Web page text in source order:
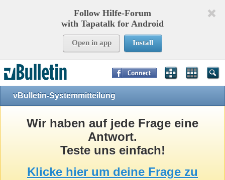
Follow Hilfe-Forum
with Tapatalk for Android
Open in app Install
vBulletin-Systemmitteilung
Wir haben auf jede Frage eine
Antwort.
Teste uns einfach!
Klicke hier um deine Frage zu
Page Time:0,09595
Templates:24